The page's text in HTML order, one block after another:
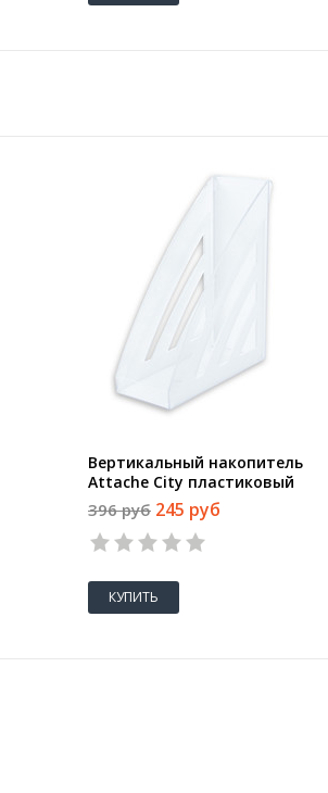
Вертикальный накопитель
Attache City пластиковый
прозрачный ширина 90 мм
396 руб 245 руб
КУПИТЬ
1 2 3 4